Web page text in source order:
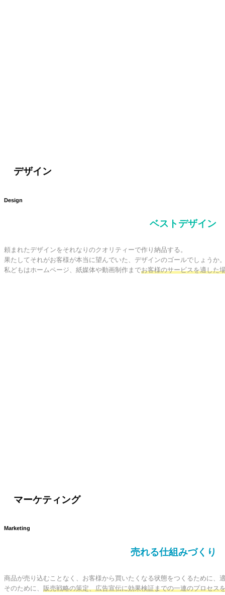
デザイン
Design
ベストデザイン
頼まれたデザインをそれなりのクオリティーで作り納品する。
果たしてそれがお客様が本当に望んでいた、デザインのゴールでしょうか
私どもはホームページ、紙媒体や動画制作までお客様のサービスを適した
マーケティング
Marketing
売れる仕組みづくり
商品が売り込むことなく、お客様から買いたくなる状態をつくるために
そのために、 販売戦略の策定、広告宣伝に効果検証までの一連のプロセス